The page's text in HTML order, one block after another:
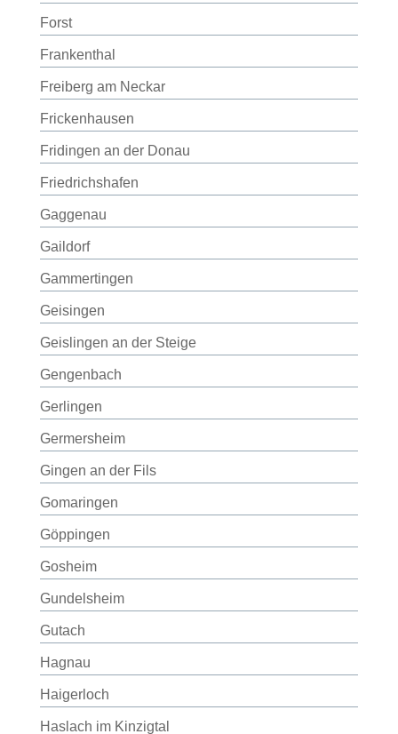
Forst
Frankenthal
Freiberg am Neckar
Frickenhausen
Fridingen an der Donau
Friedrichshafen
Gaggenau
Gaildorf
Gammertingen
Geisingen
Geislingen an der Steige
Gengenbach
Gerlingen
Germersheim
Gingen an der Fils
Gomaringen
Göppingen
Gosheim
Gundelsheim
Gutach
Hagnau
Haigerloch
Haslach im Kinzigtal